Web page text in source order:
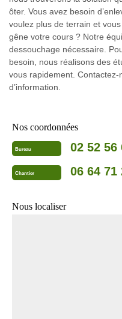
ôter. Vous avez besoin
voulez plus de terrain et
gêne votre cours ? Notre
dessouchage nécessaire.
besoin, nous réalisons des
vous rapidement.
d’information.
Nos coordonnées
Bureau 02 52 56
Chantier 06 64 71
Nous localiser